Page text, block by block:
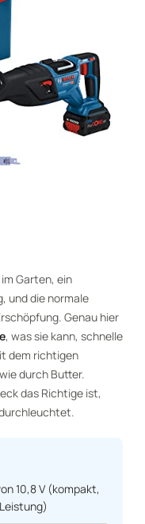
Garten, ein
und die normale
Genau hier
, was sie kann, schnelle
dem richtigen
durch Butter.
das Richtige ist,
10,8 V (kompakt,